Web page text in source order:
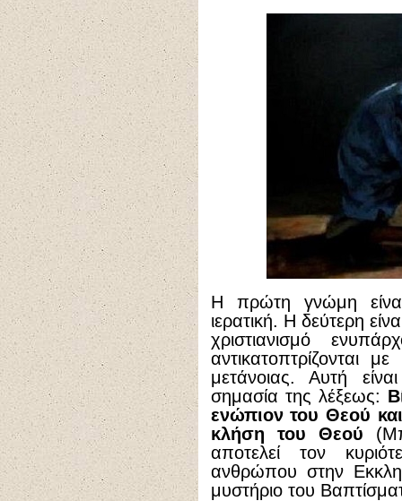
Η πρώτη γνώμη είναι
ιερατική. Η δεύτερη
χριστιανισμό
αντικατοπτρίζονται
μετάνοιας. Αυτή
σημασία της λέξεως:
ενώπιον του Θεού
κλήση του Θεού
αποτελεί τον
ανθρώπου στην
μυστήριο του